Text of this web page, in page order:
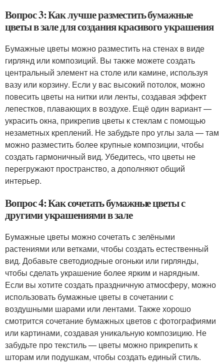
Вопрос 3: Как лучше разместить бумажные
цветы в зале для создания красивого украшения
Бумажные цветы можно разместить на стенах в виде
гирлянд или композиций. Вы также можете создать
центральный элемент на столе или камине, используя
вазу или корзину. Если у вас высокий потолок, можно
повесить цветы на нитки или ленты, создавая эффект
лепестков, плавающих в воздухе. Ещё один вариант —
украсить окна, прикрепив цветы к стеклам с помощью
незаметных креплений. Не забудьте про углы зала — там
можно разместить более крупные композиции, чтобы
создать гармоничный вид. Убедитесь, что цветы не
перегружают пространство, а дополняют общий
интерьер.
Вопрос 4: Как сочетать бумажные цветы с
другими украшениями в зале
Бумажные цветы можно сочетать с зелёными
растениями или ветками, чтобы создать естественный
вид. Добавьте светодиодные огоньки или гирлянды,
чтобы сделать украшение более ярким и нарядным.
Если вы хотите создать праздничную атмосферу, можно
использовать бумажные цветы в сочетании с
воздушными шарами или лентами. Также хорошо
смотрится сочетание бумажных цветов с фотографиями
или картинами, создавая уникальную композицию. Не
забудьте про текстиль — цветы можно прикрепить к
шторам или подушкам, чтобы создать единый стиль.